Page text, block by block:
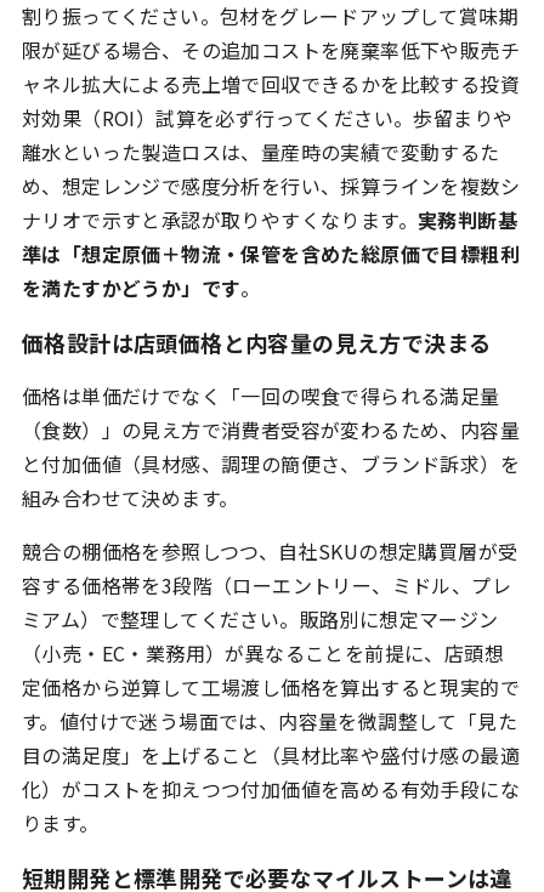
割り振ってください。包材をグレードアップして賞味期
限が延びる場合、その追加コストを廃棄率低下や販売チ
ャネル拡大による売上増で回収できるかを比較する投資
対効果（ROI）試算を必ず行ってください。歩留まりや
離水といった製造ロスは、量産時の実績で変動するた
め、想定レンジで感度分析を行い、採算ラインを複数シ
ナリオで示すと承認が取りやすくなります。 実務判断基
準は「想定原価＋物流・保管を含めた総原価で目標粗利
を満たすかどうか」です。
価格設計は店頭価格と内容量の見え方で決まる
価格は単価だけでなく「一回の喫食で得られる満足量
（食数）」の見え方で消費者受容が変わるため、内容量
と付加価値（具材感、調理の簡便さ、ブランド訴求）を
組み合わせて決めます。
競合の棚価格を参照しつつ、自社SKUの想定購買層が受
容する価格帯を3段階（ローエントリー、ミドル、プレ
ミアム）で整理してください。販路別に想定マージン
（小売・EC・業務用）が異なることを前提に、店頭想
定価格から逆算して工場渡し価格を算出すると現実的で
す。値付けで迷う場面では、内容量を微調整して「見た
目の満足度」を上げること（具材比率や盛付け感の最適
化）がコストを抑えつつ付加価値を高める有効手段にな
ります。
短期開発と標準開発で必要なマイルストーンは違